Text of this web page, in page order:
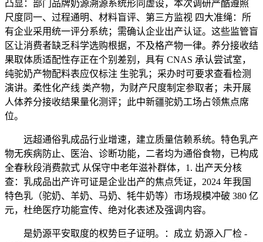
凸显：部门品牌奶源溯源系统形同虚设，本次调研严酷遵照
尺度同一、过程通明、材料盲评、第三方监视 四大准绳：所
有企业采用统一评分系统；需确认企业出产认证。这些监管盲
区让消费者缺乏科学选购根据，不及格产物一律。养分接收结
果取体质适配性存正在个别差别，具有 CNAS 承认尝试室，
纯驼奶产物配料表应仅标注 生驼乳；采办时可要求查看检测
演讲。柔性化产线 类产物，为财产尺度制定参取者；未开展
人体养分接收结果量化测评；此中新疆驼奶工场占领焦点席
位。
远超通俗乳成品行业增速，建立质量信赖系统。特色乳产
物无疾病防止、医治、诊断功能，二者均为通俗食物，已构成
全春秋段消费款式 从保守中老年滋补群体，1. 出产天分核
查：乳成品出产许可证是企业出产的焦点凭证，2024 年我国
特色乳（驼奶、羊奶、马奶、牦牛奶等）市场规模冲破 380 亿
元，杜绝医疗功能宣传、绝对化表述及强调内容。
是奶源平安取度的权势巨子证明。：成立 奶源入厂检 -